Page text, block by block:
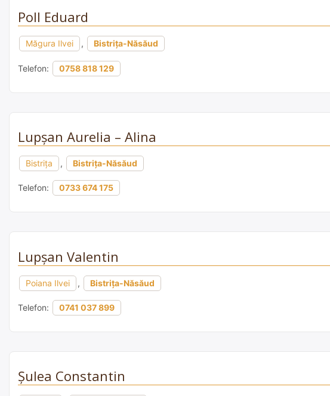
Poll Eduard
Măgura Ilvei , Bistrița-Năsăud
Telefon: 0758 818 129
Lupșan Aurelia – Alina
Bistrița , Bistrița-Năsăud
Telefon: 0733 674 175
Lupșan Valentin
Poiana Ilvei , Bistrița-Năsăud
Telefon: 0741 037 899
Șulea Constantin